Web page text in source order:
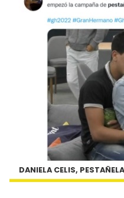
DANIELA CELIS,